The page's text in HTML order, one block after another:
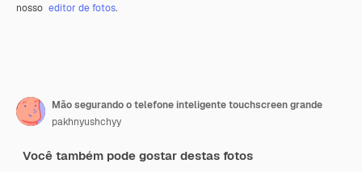
nosso editor de fotos.
Mão segurando o telefone inteligente touchscreen grande
pakhnyushchyy
Você também pode gostar destas fotos